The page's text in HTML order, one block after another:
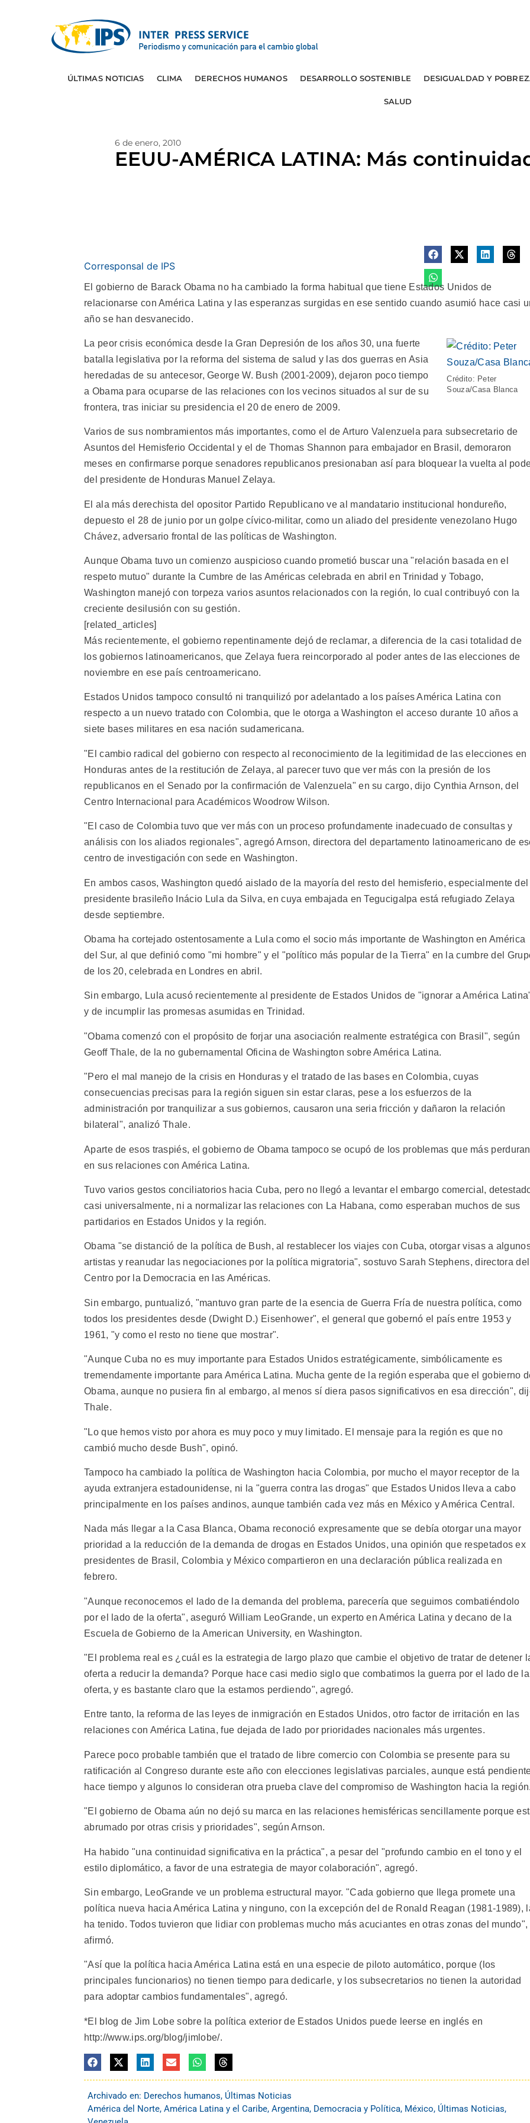
ÚLTIMAS NOTICIAS CLIMA DERECHOS HUMANOS DESARROLLO SOSTENIBLE DESIGUALDAD Y
SALUD
6 de enero, 2010
EEUU-AMÉRICA LATINA: Más
Corresponsal de IPS
El gobierno de Barack Obama no ha cambiado la forma habitual que tiene Estados Unidos de
relacionarse con América Latina y las esperanzas surgidas en ese sentido cuando asumió hace casi
año se han desvanecido.
Crédito: Peter
Souza/Casa Blanca
La peor crisis económica desde la Gran Depresión de los años 30, una fuerte
batalla legislativa por la reforma del sistema de salud y las dos guerras en Asia
heredadas de su antecesor, George W. Bush (2001-2009), dejaron poco tiempo
a Obama para ocuparse de las relaciones con los vecinos situados al sur de su
frontera, tras iniciar su presidencia el 20 de enero de 2009.
Varios de sus nombramientos más importantes, como el de Arturo Valenzuela para subsecretario de
Asuntos del Hemisferio Occidental y el de Thomas Shannon para embajador en Brasil, demoraron
meses en confirmarse porque senadores republicanos presionaban así para bloquear la vuelta al
del presidente de Honduras Manuel Zelaya.
El ala más derechista del opositor Partido Republicano ve al mandatario institucional hondureño,
depuesto el 28 de junio por un golpe cívico-militar, como un aliado del presidente venezolano Hugo
Chávez, adversario frontal de las políticas de Washington.
Aunque Obama tuvo un comienzo auspicioso cuando prometió buscar una "relación basada en el
respeto mutuo" durante la Cumbre de las Américas celebrada en abril en Trinidad y Tobago,
Washington manejó con torpeza varios asuntos relacionados con la región, lo cual contribuyó con la
creciente desilusión con su gestión.
[related_articles]
Más recientemente, el gobierno repentinamente dejó de reclamar, a diferencia de la casi totalidad de
los gobiernos latinoamericanos, que Zelaya fuera reincorporado al poder antes de las elecciones de
noviembre en ese país centroamericano.
Estados Unidos tampoco consultó ni tranquilizó por adelantado a los países América Latina con
respecto a un nuevo tratado con Colombia, que le otorga a Washington el acceso durante 10 años a
siete bases militares en esa nación sudamericana.
"El cambio radical del gobierno con respecto al reconocimiento de la legitimidad de las elecciones en
Honduras antes de la restitución de Zelaya, al parecer tuvo que ver más con la presión de los
republicanos en el Senado por la confirmación de Valenzuela" en su cargo, dijo Cynthia Arnson, del
Centro Internacional para Académicos Woodrow Wilson.
"El caso de Colombia tuvo que ver más con un proceso profundamente inadecuado de consultas y
análisis con los aliados regionales", agregó Arnson, directora del departamento latinoamericano de
centro de investigación con sede en Washington.
En ambos casos, Washington quedó aislado de la mayoría del resto del hemisferio, especialmente del
presidente brasileño Inácio Lula da Silva, en cuya embajada en Tegucigalpa está refugiado Zelaya
desde septiembre.
Obama ha cortejado ostentosamente a Lula como el socio más importante de Washington en América
del Sur, al que definió como "mi hombre" y el "político más popular de la Tierra" en la cumbre del
de los 20, celebrada en Londres en abril.
Sin embargo, Lula acusó recientemente al presidente de Estados Unidos de "ignorar a América
y de incumplir las promesas asumidas en Trinidad.
"Obama comenzó con el propósito de forjar una asociación realmente estratégica con Brasil", según
Geoff Thale, de la no gubernamental Oficina de Washington sobre América Latina.
"Pero el mal manejo de la crisis en Honduras y el tratado de las bases en Colombia, cuyas
consecuencias precisas para la región siguen sin estar claras, pese a los esfuerzos de la
administración por tranquilizar a sus gobiernos, causaron una seria fricción y dañaron la relación
bilateral", analizó Thale.
Aparte de esos traspiés, el gobierno de Obama tampoco se ocupó de los problemas que más perduran
en sus relaciones con América Latina.
Tuvo varios gestos conciliatorios hacia Cuba, pero no llegó a levantar el embargo comercial,
casi universalmente, ni a normalizar las relaciones con La Habana, como esperaban muchos de sus
partidarios en Estados Unidos y la región.
Obama "se distanció de la política de Bush, al restablecer los viajes con Cuba, otorgar visas a
artistas y reanudar las negociaciones por la política migratoria", sostuvo Sarah Stephens, directora del
Centro por la Democracia en las Américas.
Sin embargo, puntualizó, "mantuvo gran parte de la esencia de Guerra Fría de nuestra política, como
todos los presidentes desde (Dwight D.) Eisenhower", el general que gobernó el país entre 1953 y
1961, "y como el resto no tiene que mostrar".
"Aunque Cuba no es muy importante para Estados Unidos estratégicamente, simbólicamente es
tremendamente importante para América Latina. Mucha gente de la región esperaba que el gobierno
Obama, aunque no pusiera fin al embargo, al menos sí diera pasos significativos en esa dirección",
Thale.
"Lo que hemos visto por ahora es muy poco y muy limitado. El mensaje para la región es que no
cambió mucho desde Bush", opinó.
Tampoco ha cambiado la política de Washington hacia Colombia, por mucho el mayor receptor de la
ayuda extranjera estadounidense, ni la "guerra contra las drogas" que Estados Unidos lleva a cabo
principalmente en los países andinos, aunque también cada vez más en México y América Central.
Nada más llegar a la Casa Blanca, Obama reconoció expresamente que se debía otorgar una mayor
prioridad a la reducción de la demanda de drogas en Estados Unidos, una opinión que respetados ex
presidentes de Brasil, Colombia y México compartieron en una declaración pública realizada en
febrero.
"Aunque reconocemos el lado de la demanda del problema, parecería que seguimos combatiéndolo
por el lado de la oferta", aseguró William LeoGrande, un experto en América Latina y decano de la
Escuela de Gobierno de la American University, en Washington.
"El problema real es ¿cuál es la estrategia de largo plazo que cambie el objetivo de tratar de detener
oferta a reducir la demanda? Porque hace casi medio siglo que combatimos la guerra por el lado de la
oferta, y es bastante claro que la estamos perdiendo", agregó.
Entre tanto, la reforma de las leyes de inmigración en Estados Unidos, otro factor de irritación en las
relaciones con América Latina, fue dejada de lado por prioridades nacionales más urgentes.
Parece poco probable también que el tratado de libre comercio con Colombia se presente para su
ratificación al Congreso durante este año con elecciones legislativas parciales, aunque está
hace tiempo y algunos lo consideran otra prueba clave del compromiso de Washington hacia la
"El gobierno de Obama aún no dejó su marca en las relaciones hemisféricas sencillamente porque
abrumado por otras crisis y prioridades", según Arnson.
Ha habido "una continuidad significativa en la práctica", a pesar del "profundo cambio en el tono y el
estilo diplomático, a favor de una estrategia de mayor colaboración", agregó.
Sin embargo, LeoGrande ve un problema estructural mayor. "Cada gobierno que llega promete una
política nueva hacia América Latina y ninguno, con la excepción del de Ronald Reagan (1981-1989),
ha tenido. Todos tuvieron que lidiar con problemas mucho más acuciantes en otras zonas del mundo",
afirmó.
"Así que la política hacia América Latina está en una especie de piloto automático, porque (los
principales funcionarios) no tienen tiempo para dedicarle, y los subsecretarios no tienen la autoridad
para adoptar cambios fundamentales", agregó.
*El blog de Jim Lobe sobre la política exterior de Estados Unidos puede leerse en inglés en
http://www.ips.org/blog/jimlobe/.
Archivado en: Derechos humanos, Últimas Noticias
América del Norte, América Latina y el Caribe, Argentina, Democracia y Política, México, Últimas Noticias,